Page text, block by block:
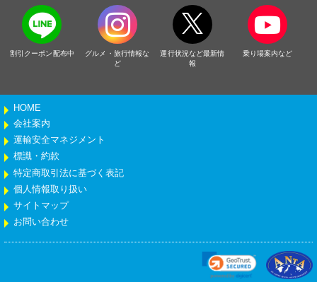
割引クーポン配布中
グルメ・旅行情報な
ど
運行状況など最新情
報
乗り場案内など
HOME
会社案内
運輸安全マネジメント
標識・約款
特定商取引法に基づく表記
個人情報取り扱い
サイトマップ
お問い合わせ